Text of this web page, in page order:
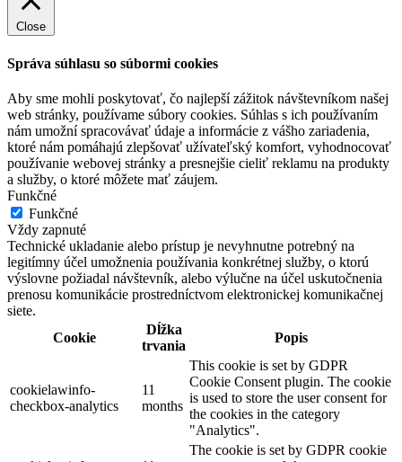
Close
Správa súhlasu so súbormi cookies
Aby sme mohli poskytovať, čo najlepší zážitok návštevníkom našej
web stránky, používame súbory cookies. Súhlas s ich používaním
nám umožní spracovávať údaje a informácie z vášho zariadenia,
ktoré nám pomáhajú zlepšovať užívateľský komfort, vyhodnocovať
používanie webovej stránky a presnejšie cieliť reklamu na produkty
a služby, o ktoré môžete mať záujem.
Funkčné
Funkčné
Vždy zapnuté
Technické ukladanie alebo prístup je nevyhnutne potrebný na
legitímny účel umožnenia používania konkrétnej služby, o ktorú
výslovne požiadal návštevník, alebo výlučne na účel uskutočnenia
prenosu komunikácie prostredníctvom elektronickej komunikačnej
siete.
Cookie
Dĺžka
trvania
Popis
cookielawinfo-
checkbox-analytics
11
months
This cookie is set by GDPR
Cookie Consent plugin. The cookie
is used to store the user consent for
the cookies in the category
"Analytics".
The cookie is set by GDPR cookie